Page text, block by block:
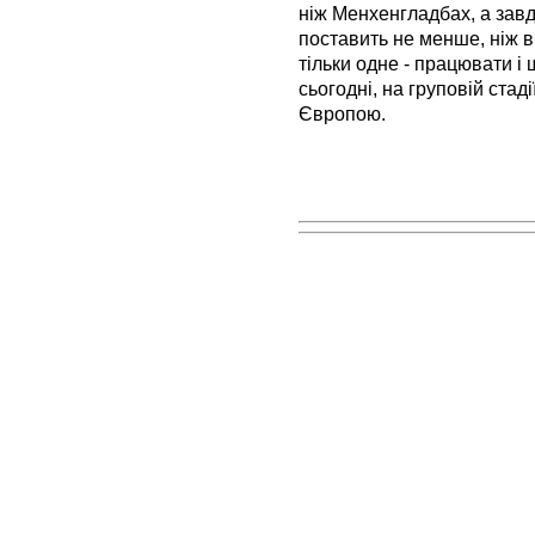
ніж Менхенгладбах, а
поставить не менше, ніж
тільки одне - працювати
сьогодні, на груповій
Європою.